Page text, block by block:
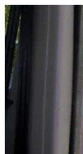
Zum
Inhalt
springen